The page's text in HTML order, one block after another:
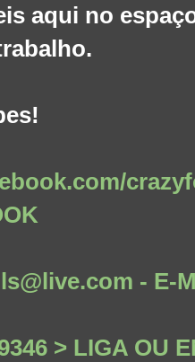
aqui no
- E-
> LIGA OU